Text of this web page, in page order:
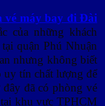
vé máy bay đi Đài
của những khách
quận Phú Nhuận
nhưng không biết
uy tín chất lượng để
đã có phòng vé
khu vực TPHCM